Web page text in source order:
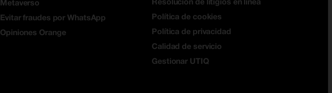
Metaverso
Evitar fraudes por WhatsApp
Opiniones Orange
Política de cookies
Política de privacidad
Calidad de servicio
Gestionar UTIQ